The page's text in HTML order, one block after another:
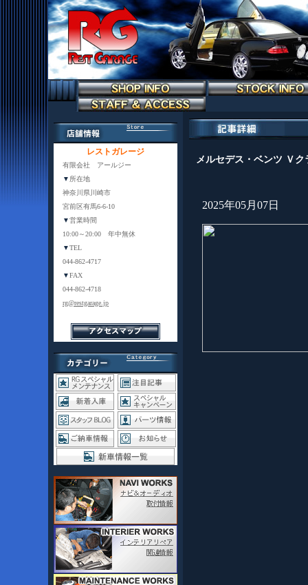
レストガレージ
有限会社 アールジー
▼ 所在地
神奈川県川崎市
宮前区有馬6-6-10
▼営業時間
10:00～20:00 年中無休
▼TEL
044-862-4717
▼FAX
044-862-4718
rg@restgarage.jp
メルセデス・ベンツ Ｖク
2025年05月07日